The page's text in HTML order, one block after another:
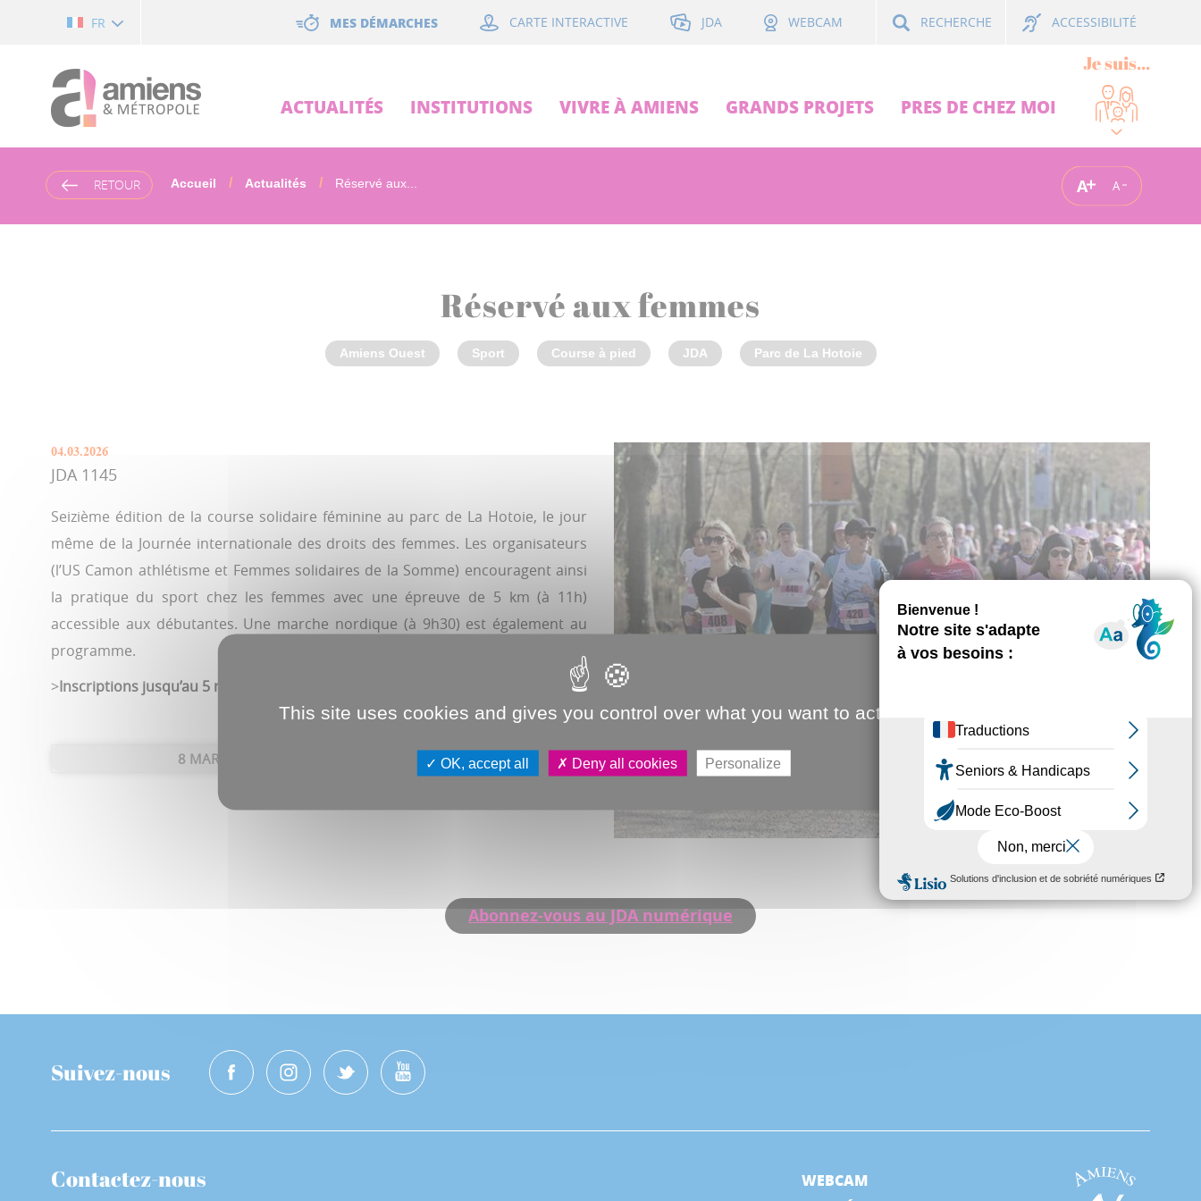
FR MES DÉMARCHES CARTE INTERACTIVE JDA WEBCAM RECHERCHE ACCESSIBILITÉ
ACTUALITÉS INSTITUTIONS VIVRE À AMIENS GRANDS PROJETS PRES DE CHEZ MOI
Je suis...
RETOUR Accueil Actualités Réservé aux... A A
Réservé aux femmes
Amiens Ouest Sport Course à pied JDA Parc de La Hotoie
04.03.2026
JDA 1145
Seizième édition de la course solidaire féminine au parc de La Hotoie, le jour
même de la Journée internationale des droits des femmes. Les organisateurs
(l’US Camon athlétisme et Femmes solidaires de la Somme) encouragent ainsi
la pratique du sport chez les femmes avec une épreuve de 5 km (à 11h)
accessible aux débutantes. Une marche nordique (à 9h30) est également au
programme.
>Inscriptions jusqu’au 5 mars sur
8 MARS | 9H30 ET 11H | PARC DE LA HOTOIE
Abonnez-vous au JDA numérique
Suivez-nous
Contactez-nous
WEBCAM
This site uses cookies and gives you control over what you want to activate
OK, accept all Deny all cookies Personalize